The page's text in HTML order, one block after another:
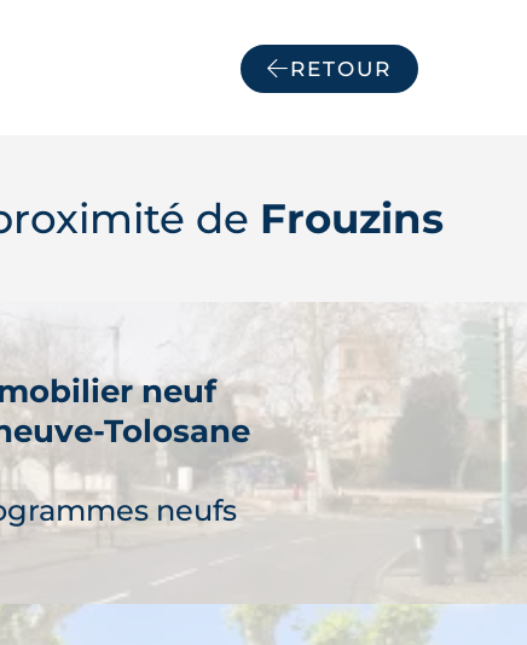
RETOUR
de Frouzins
neuf
Tolosane
neufs